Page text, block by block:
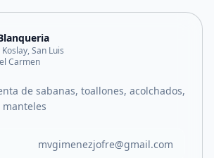
Koslay, San Luis
Carmen
de sabanas, toallones, acolchados,
mvgimenezjofre@gmail.com